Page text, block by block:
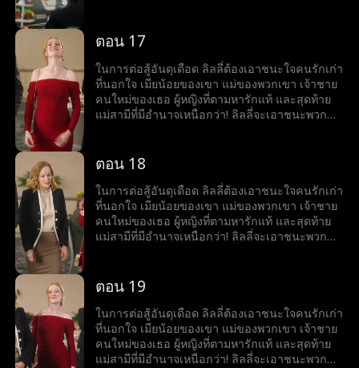
ตอน 17
ในการต่อสู้อันดุเดือด ลิลลี่ต้องเอาชนะใจคนรักเก่า
ที่นอกใจ เมียน้อยของเขา แม่ของพวกเขา เจ้าชาย
คนใหม่ของเธอ ผู้หญิงที่ตามหารักแท้ และสุดท้าย
แม่สามีที่มีอำนาจเหนือกว่า! ลิลลี่จะเอาชนะพวก
ตอน 18
ในการต่อสู้อันดุเดือด ลิลลี่ต้องเอาชนะใจคนรักเก่า
ที่นอกใจ เมียน้อยของเขา แม่ของพวกเขา เจ้าชาย
คนใหม่ของเธอ ผู้หญิงที่ตามหารักแท้ และสุดท้าย
แม่สามีที่มีอำนาจเหนือกว่า! ลิลลี่จะเอาชนะพวก
ตอน 19
ในการต่อสู้อันดุเดือด ลิลลี่ต้องเอาชนะใจคนรักเก่า
ที่นอกใจ เมียน้อยของเขา แม่ของพวกเขา เจ้าชาย
คนใหม่ของเธอ ผู้หญิงที่ตามหารักแท้ และสุดท้าย
แม่สามีที่มีอำนาจเหนือกว่า! ลิลลี่จะเอาชนะพวก